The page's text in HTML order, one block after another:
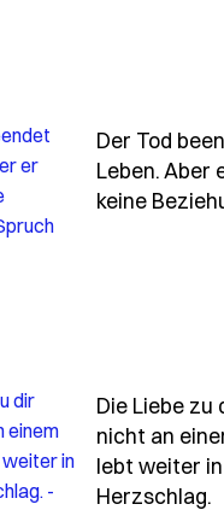
geliebt-zu-
Der Tod
Leben. Aber
keine
an-dich-ist-ein-
Die Liebe zu
nicht an
lebt weiter
Herzschlag.